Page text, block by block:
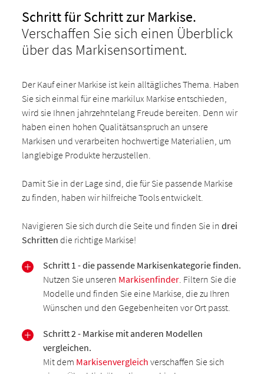
Schritt für Schritt zur Markise.
Verschaffen Sie sich einen Überblick
über das Markisensortiment.
Der Kauf einer Markise ist kein alltägliches Thema. Haben
Sie sich einmal für eine markilux Markise entschieden,
wird sie Ihnen jahrzehntelang Freude bereiten. Denn wir
haben einen hohen Qualitätsanspruch an unsere
Markisen und verarbeiten hochwertige Materialien, um
langlebige Produkte herzustellen.
Damit Sie in der Lage sind, die für Sie passende Markise
zu finden, haben wir hilfreiche Tools entwickelt.
Navigieren Sie sich durch die Seite und finden Sie indrei
Schrittendie richtige Markise!
Schritt 1 - die passende Markisenkategorie finden.
Nutzen Sie unseren Markisenfinder. Filtern Sie die
Modelle und finden Sie eine Markise, die zu Ihren
Wünschen und den Gegebenheiten vor Ort passt.
Schritt 2 - Markise mit anderen Modellen
vergleichen.
Mit dem Markisenvergleich verschaffen Sie sich